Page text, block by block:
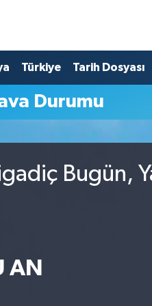
Türkiye Tarih Dosyası
Durumu
Bugün,
AN